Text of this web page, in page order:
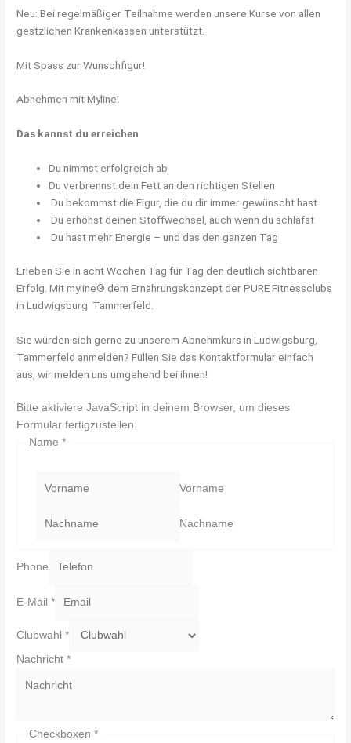
Neu: Bei regelmäßiger Teilnahme werden unsere Kurse von allen
gestzlichen Krankenkassen unterstützt.
Mit Spass zur Wunschfigur!
Abnehmen mit Myline!
Das kannst du erreichen
Du nimmst erfolgreich ab
Du verbrennst dein Fett an den richtigen Stellen
Du bekommst die Figur, die du dir immer gewünscht hast
Du erhöhst deinen Stoffwechsel, auch wenn du schläfst
Du hast mehr Energie – und das den ganzen Tag
Erleben Sie in acht Wochen Tag für Tag den deutlich sichtbaren
Erfolg. Mit myline® dem Ernährungskonzept der PURE Fitnessclubs
in Ludwigsburg Tammerfeld.
Sie würden sich gerne zu unserem Abnehmkurs in Ludwigsburg,
Tammerfeld anmelden? Füllen Sie das Kontaktformular einfach
aus, wir melden uns umgehend bei ihnen!
Bitte aktiviere JavaScript in deinem Browser, um dieses
Formular fertigzustellen.
Name*
Vorname
Nachname
Phone
E-Mail*
Clubwahl*
Nachricht*
Checkboxen*